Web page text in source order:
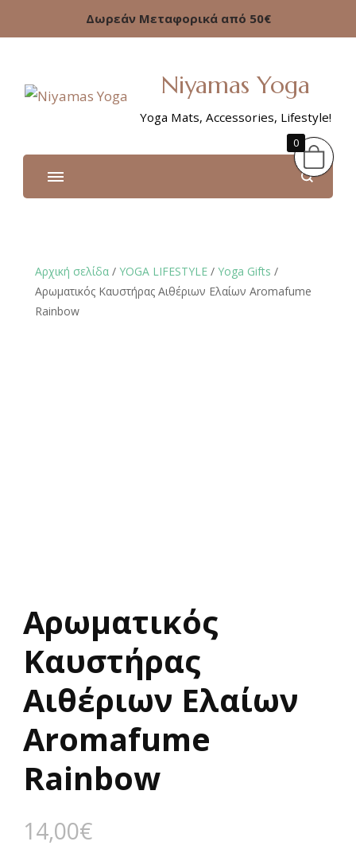
Δωρεάν Μεταφορικά από 50€
Niyamas Yoga
Yoga Mats, Accessories, Lifestyle!
Αρχική σελίδα / YOGA LIFESTYLE / Υoga Gifts /
Αρωματικός Καυστήρας Αιθέριων Ελαίων Aromafume
Rainbow
Αρωματικός
Καυστήρας
Αιθέριων Ελαίων
Aromafume
Rainbow
14,00€
0